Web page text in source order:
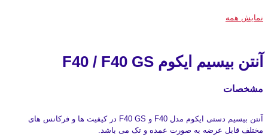
نمایش همه
آنتن بیسیم ایکوم F40 / F40 GS
مشخصات
آنتن بیسیم دستی ایکوم مدل F40 و F40 GS در کیفیت ها و فرکانس های
مختلف قابل عرضه به صورت عمده و تک می باشد.